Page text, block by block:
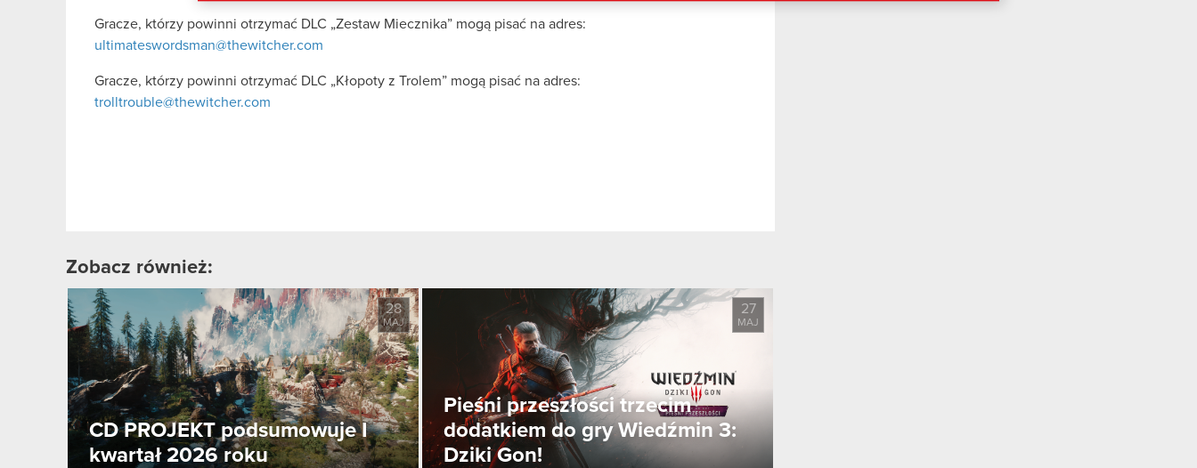
Gracze, którzy powinni otrzymać DLC „Zestaw Miecznika” mogą pisać na adres:
ultimateswordsman@thewitcher.com
Gracze, którzy powinni otrzymać DLC „Kłopoty z Trolem” mogą pisać na adres:
trolltrouble@thewitcher.com
Zobacz również:
CD PROJEKT podsumowuje I
kwartał 2026 roku
28
MAJ
Pieśni przeszłości trzecim
dodatkiem do gry Wiedźmin 3:
Dziki Gon!
27
MAJ